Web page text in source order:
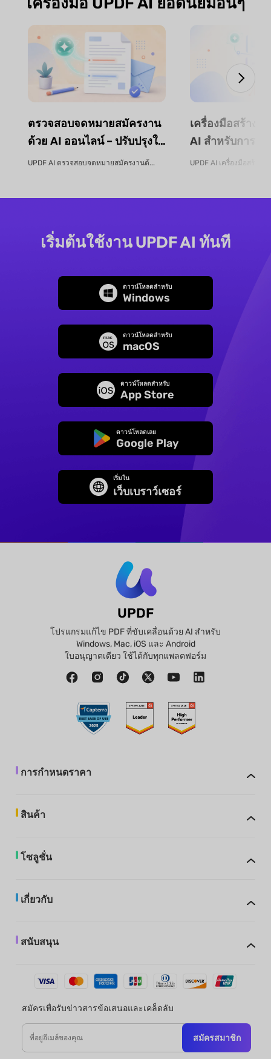
ตรวจสอบจดหมายสมัครงาน
ด้วย AI ออนไลน์ – ปรับปรุงใบ
สมัครงานของคุณ | UPDF AI
UPDF AI ตรวจสอบจดหมายสมัครงานด้...
เครื่องมือสร้างห
AI สำหรับการว
การออกแบบหลั
UPDF AI เครื่องมือสร้างห
เริ่มต้นใช้งาน UPDF AI ทันที
ดาวน์โหลดสำหรับ
Windows
ดาวน์โหลดสำหรับ
macOS
ดาวน์โหลดสำหรับ
App Store
ดาวน์โหลดเลย
Google Play
เริ่มใน
เว็บเบราว์เซอร์
UPDF
โปรแกรมแก้ไข PDF ที่ขับเคลื่อนด้วย AI สำหรับ
Windows, Mac, iOS และ Android
ใบอนุญาตเดียว ใช้ได้กับทุกแพลตฟอร์ม
การกำหนดราคา
สินค้า
โซลูชั่น
เกี่ยวกับ
สนับสนุน
สมัครเพื่อรับข่าวสารข้อเสนอและเคล็ดลับ
สมัครสมาชิก